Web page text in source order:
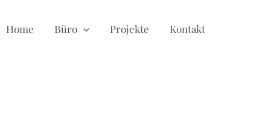
Home Büro Projekte Kontakt